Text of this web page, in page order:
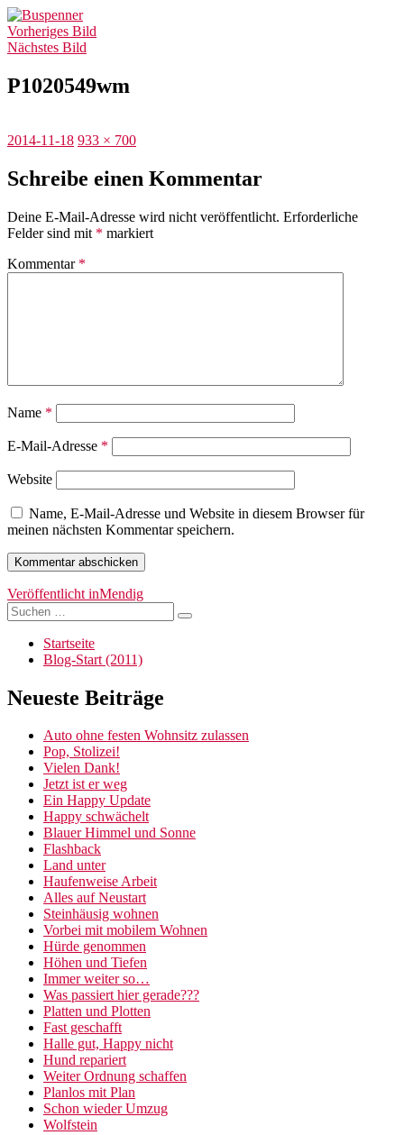
Zum
Inhalt
springen
Buspenner
Vorheriges Bild
Nächstes Bild
P1020549wm
Veröffentlicht
2014-11-18 Originalgröße
933 × 700
Schreibe einen Kommentar
Deine E-Mail-Adresse wird nicht veröffentlicht. Erforderliche
Felder sind mit * markiert
Kommentar *
Name *
E-Mail-Adresse *
Website
Name, E-Mail-Adresse und Website in diesem Browser für
meinen nächsten Kommentar speichern.
Beitragsnavigation
Veröffentlicht inMendig
Suchen
nach:
Suchen
Startseite
Blog-Start (2011)
Neueste Beiträge
Auto ohne festen Wohnsitz zulassen
Pop, Stolizei!
Vielen Dank!
Jetzt ist er weg
Ein Happy Update
Happy schwächelt
Blauer Himmel und Sonne
Flashback
Land unter
Haufenweise Arbeit
Alles auf Neustart
Steinhäusig wohnen
Vorbei mit mobilem Wohnen
Hürde genommen
Höhen und Tiefen
Immer weiter so…
Was passiert hier gerade???
Platten und Plotten
Fast geschafft
Halle gut, Happy nicht
Hund repariert
Weiter Ordnung schaffen
Planlos mit Plan
Schon wieder Umzug
Wolfstein